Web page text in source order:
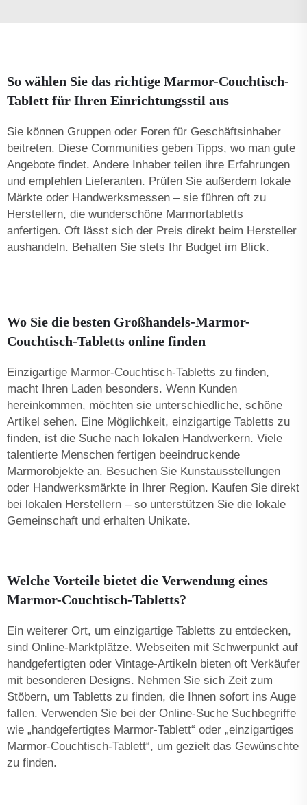
So wählen Sie das richtige Marmor-Couchtisch-
Tablett für Ihren Einrichtungsstil aus
Sie können Gruppen oder Foren für Geschäftsinhaber
beitreten. Diese Communities geben Tipps, wo man gute
Angebote findet. Andere Inhaber teilen ihre Erfahrungen
und empfehlen Lieferanten. Prüfen Sie außerdem lokale
Märkte oder Handwerksmessen – sie führen oft zu
Herstellern, die wunderschöne Marmortabletts
anfertigen. Oft lässt sich der Preis direkt beim Hersteller
aushandeln. Behalten Sie stets Ihr Budget im Blick.
Wo Sie die besten Großhandels-Marmor-
Couchtisch-Tabletts online finden
Einzigartige Marmor-Couchtisch-Tabletts zu finden,
macht Ihren Laden besonders. Wenn Kunden
hereinkommen, möchten sie unterschiedliche, schöne
Artikel sehen. Eine Möglichkeit, einzigartige Tabletts zu
finden, ist die Suche nach lokalen Handwerkern. Viele
talentierte Menschen fertigen beeindruckende
Marmorobjekte an. Besuchen Sie Kunstausstellungen
oder Handwerksmärkte in Ihrer Region. Kaufen Sie direkt
bei lokalen Herstellern – so unterstützen Sie die lokale
Gemeinschaft und erhalten Unikate.
Welche Vorteile bietet die Verwendung eines
Marmor-Couchtisch-Tabletts?
Ein weiterer Ort, um einzigartige Tabletts zu entdecken,
sind Online-Marktplätze. Webseiten mit Schwerpunkt auf
handgefertigten oder Vintage-Artikeln bieten oft Verkäufer
mit besonderen Designs. Nehmen Sie sich Zeit zum
Stöbern, um Tabletts zu finden, die Ihnen sofort ins Auge
fallen. Verwenden Sie bei der Online-Suche Suchbegriffe
wie „handgefertigtes Marmor-Tablett“ oder „einzigartiges
Marmor-Couchtisch-Tablett“, um gezielt das Gewünschte
zu finden.